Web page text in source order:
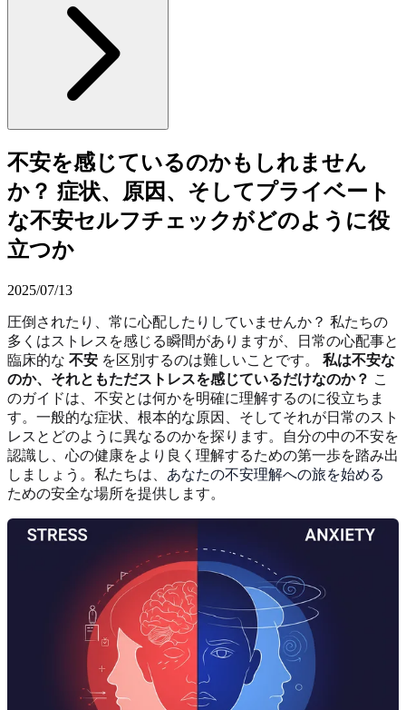
不安を感じているのかもしれません
か？ 症状、原因、そしてプライベート
な不安セルフチェックがどのように役
立つか
2025/07/13
圧倒されたり、常に心配したりしていませんか？ 私たちの
多くはストレスを感じる瞬間がありますが、日常の心配事と
臨床的な 不安 を区別するのは難しいことです。 私は不安な
のか、それともただストレスを感じているだけなのか？ こ
のガイドは、不安とは何かを明確に理解するのに役立ちま
す。一般的な症状、根本的な原因、そしてそれが日常のスト
レスとどのように異なるのかを探ります。自分の中の不安を
認識し、心の健康をより良く理解するための第一歩を踏み出
しましょう。私たちは、 あなたの不安理解への旅を始める
ための安全な場所を提供します。